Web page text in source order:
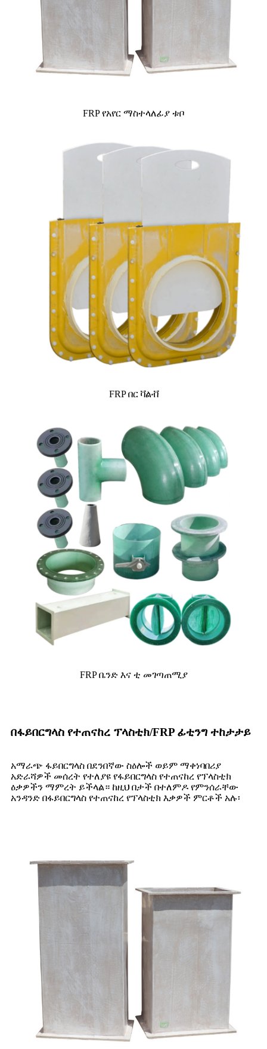
FRP የአየር ማስተላለፊያ ቱቦ
FRP በር ቫልቭ
FRP ቤንድ እና ቲ መገጣጠሚያ
በፋይበርግላስ የተጠናከረ ፕላስቲክ/FRP ፊቲንግ ተከታታይ
አማራጭ ፋይበርግላስ በደንበኛው ስዕሎች ወይም ማቀነባበሪያ
አድራሻዎች መሰረት የተለያዩ የፋይበርግላስ የተጠናከረ የፕላስቲክ
ዕቃዎችን ማምረት ይችላል። ከዚህ በታች በተለምዶ የምንሰራቸው
አንዳንድ በፋይበርግላስ የተጠናከረ የፕላስቲክ እቃዎች ምርቶች አሉ፡